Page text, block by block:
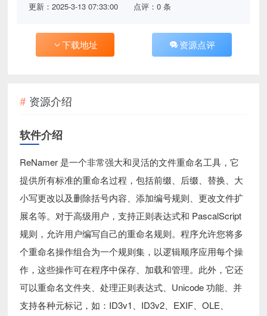
更新：2025-3-13 07:33:00 点评：0 条
下载地址 资源点评
资源介绍
软件介绍
ReNamer 是一个非常强大和灵活的文件重命名工具，它
提供所有标准的重命名过程，包括前缀、后缀、替换、大
小写更改以及删除括号内容、添加编号规则、更改文件扩
展名等。对于高级用户，支持正则表达式和 PascalScript
规则，允许用户编写自己的重命名规则。程序允许您将多
个重命名操作组合为一个规则集，以逻辑顺序应用每个操
作，这些操作可在程序中保存、加载和管理。此外，它还
可以重命名文件夹、处理正则表达式、Unicode 功能、并
支持各种元标记，如：ID3v1、ID3v2、EXIF、OLE、